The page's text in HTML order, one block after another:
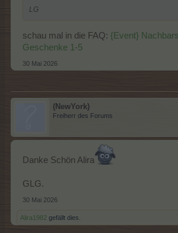
LG
schau mal in die FAQ: {Event}
Geschenke 1-5
30 Mai 2026
(NewYork)
Freiherr des Forums
Danke Schön Alira
GLG.
30 Mai 2026
Alira1982 gefällt dies.